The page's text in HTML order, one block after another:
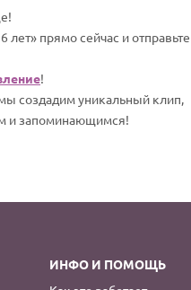
прямо сейчас и
!
создадим уникальный клип,
и запоминающимся!
ИНФО И ПОМОЩЬ